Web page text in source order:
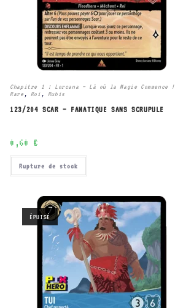
Chapitre 1 : Lorcana – Là où la Magie Commence !
Rare , Roi , Rubis
123/204 SCAR – FANATIQUE SANS SCRUPULE
0,60 €
Rupture de stock
ÉPUISÉ